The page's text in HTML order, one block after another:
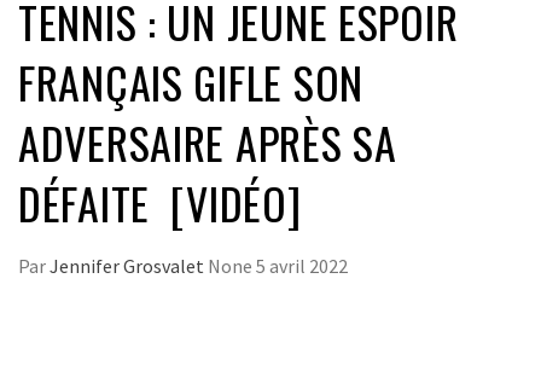
TENNIS : UN JEUNE ESPOIR
FRANÇAIS GIFLE SON
ADVERSAIRE APRÈS SA
DÉFAITE [VIDÉO]
ParJennifer Grosvalet None 5 avril 2022